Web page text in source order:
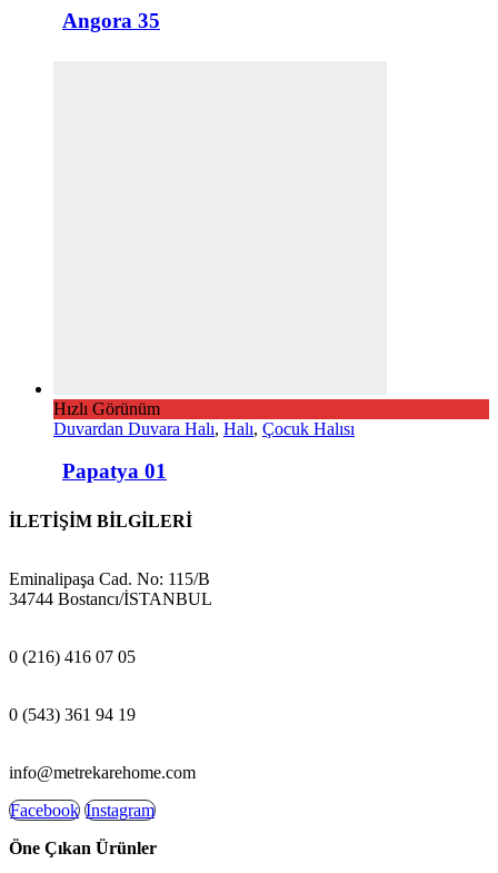
Angora 35
Hızlı Görünüm
Duvardan Duvara Halı, Halı, Çocuk Halısı
Papatya 01
İLETİŞİM BİLGİLERİ
Eminalipaşa Cad. No: 115/B
34744 Bostancı/İSTANBUL
0 (216) 416 07 05
0 (543) 361 94 19
info@metrekarehome.com
Facebook Instagram
Öne Çıkan Ürünler